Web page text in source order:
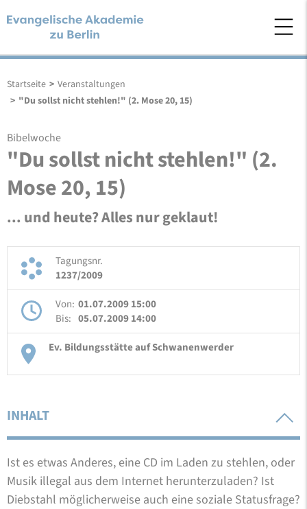
Startseite > Veranstaltungen
> "Du sollst nicht stehlen!" (2. Mose 20, 15)
Bibelwoche
"Du sollst nicht stehlen!" (2.
Mose 20, 15)
... und heute? Alles nur geklaut!
Tagungsnr.
1237/2009
Von: 01.07.2009 15:00
Bis: 05.07.2009 14:00
Ev. Bildungsstätte auf Schwanenwerder
INHALT
Ist es etwas Anderes, eine CD im Laden zu stehlen, oder
Musik illegal aus dem Internet herunterzuladen? Ist
Diebstahl möglicherweise auch eine soziale Statusfrage?